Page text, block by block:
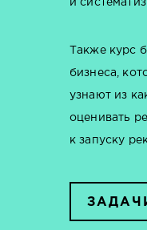
и
Также курс
бизнеса,
узнают из
оценивать
к запуску